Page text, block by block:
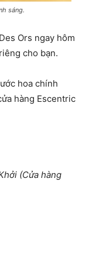
sáng.
Ors ngay hôm
cho bạn.
hoa chính
hàng Escentric
(Cửa hàng